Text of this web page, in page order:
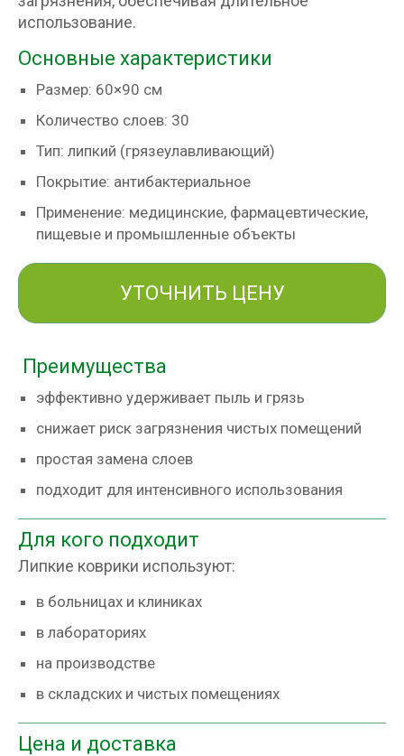
использование.
Основные характеристики
Размер: 60×90 см
Количество слоев: 30
Тип: липкий (грязеулавливающий)
Покрытие: антибактериальное
Применение: медицинские, фармацевтические,
пищевые и промышленные объекты
УТОЧНИТЬ ЦЕНУ
Преимущества
эффективно удерживает пыль и грязь
снижает риск загрязнения чистых помещений
простая замена слоев
подходит для интенсивного использования
Для кого подходит
Липкие коврики используют:
в больницах и клиниках
в лабораториях
на производстве
в складских и чистых помещениях
Цена и доставка